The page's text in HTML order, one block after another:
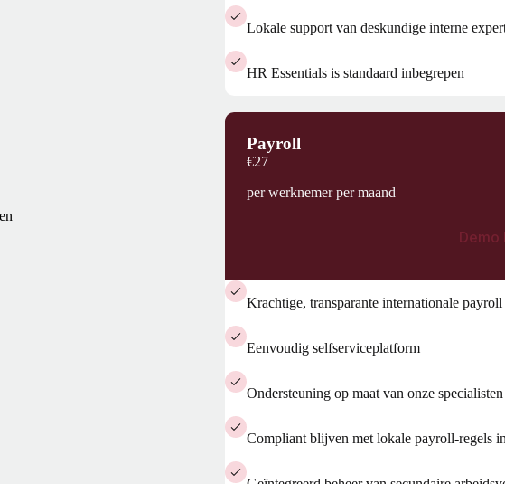
Lokale support van deskundige interne
HR Essentials is standaard inbegrepen
Payroll
€27
per werknemer per maand
Demo
Krachtige, transparante internationale payroll
Eenvoudig selfserviceplatform
Ondersteuning op maat van onze specialisten
Compliant blijven met lokale payroll-regels